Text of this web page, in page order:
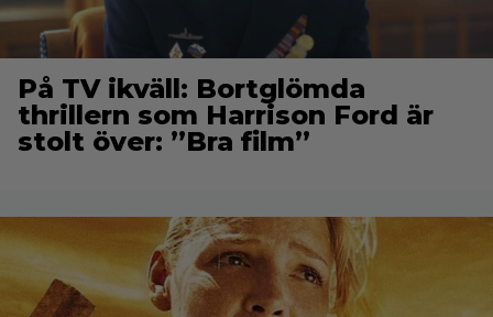
På TV ikväll: Bortglömda
thrillern som Harrison Ford är
stolt över: ”Bra film”